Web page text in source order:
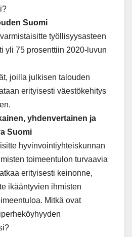
Suomi
työllisyysasteen
yli 75 prosenttiin 2020-luvun
joilla julkisen talouden
erityisesti väestökehitys
yhdenvertainen ja
Suomi
hyvinvointiyhteiskunnan
toimeentulon turvaavia
erityisesti keinonne,
ikääntyvien ihmisten
Mitkä ovat